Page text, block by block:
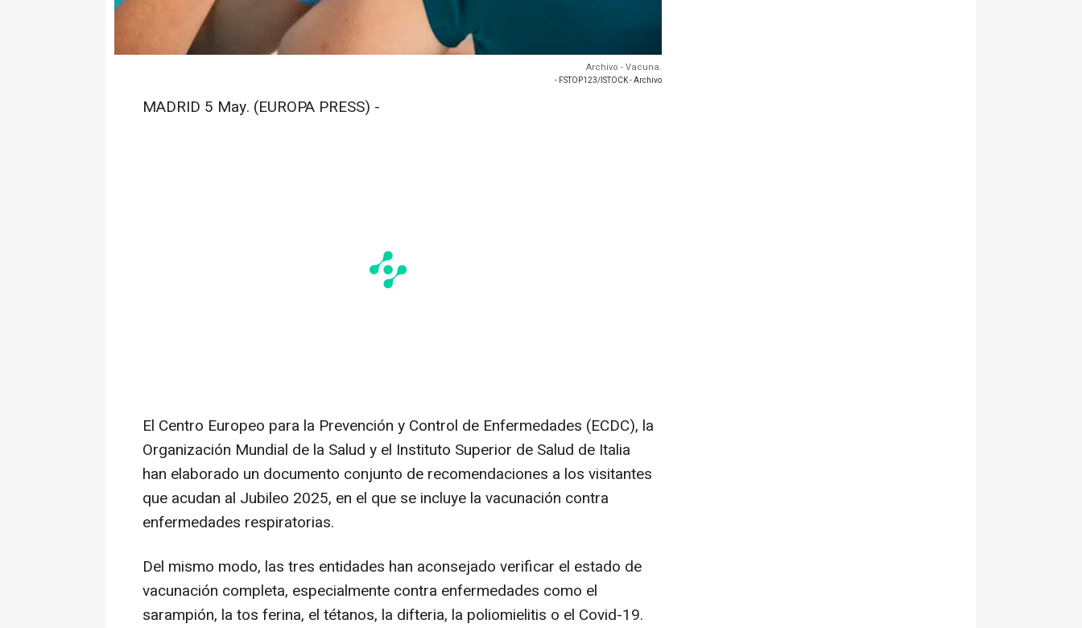
Archivo - Vacuna.
- FSTOP123/ISTOCK - Archivo
MADRID 5 May. (EUROPA PRESS) -
El Centro Europeo para la Prevención y Control de Enfermedades (ECDC), la
Organización Mundial de la Salud y el Instituto Superior de Salud de Italia
han elaborado un documento conjunto de recomendaciones a los visitantes
que acudan al Jubileo 2025, en el que se incluye la vacunación contra
enfermedades respiratorias.
Del mismo modo, las tres entidades han aconsejado verificar el estado de
vacunación completa, especialmente contra enfermedades como el
sarampión, la tos ferina, el tétanos, la difteria, la poliomielitis o el Covid-19.